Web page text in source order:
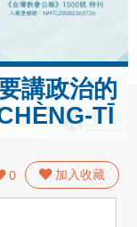
講政治的
TĪ
0 加入收藏